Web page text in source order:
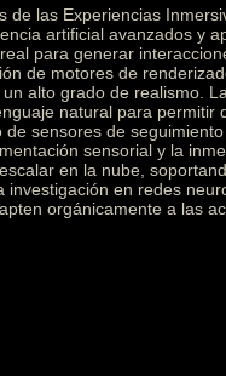
de las Experiencias
artificial avanzados y
para generar
de motores de
alto grado de realismo.
natural para permitir
de sensores de
sensorial y la
en la nube,
investigación en redes
orgánicamente a las